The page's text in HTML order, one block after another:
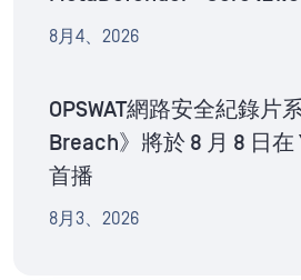
8月4、2026
OPSWAT網路安全紀錄片
Breach》將於 8 月 8 日在
首播
8月3、2026